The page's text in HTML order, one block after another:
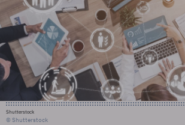
Shutterstock
© Shutterstock